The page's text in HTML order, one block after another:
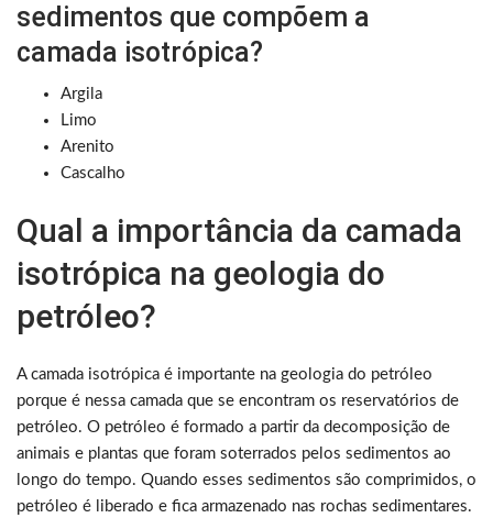
sedimentos que compõem a
camada isotrópica?
Argila
Limo
Arenito
Cascalho
Qual a importância da camada
isotrópica na geologia do
petróleo?
A camada isotrópica é importante na geologia do petróleo
porque é nessa camada que se encontram os reservatórios de
petróleo. O petróleo é formado a partir da decomposição de
animais e plantas que foram soterrados pelos sedimentos ao
longo do tempo. Quando esses sedimentos são comprimidos, o
petróleo é liberado e fica armazenado nas rochas sedimentares.